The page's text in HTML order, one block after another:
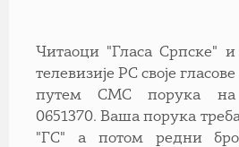
Читаоци "Гласа Српске"
телевизије РС своје
путем СМС порука на
0651370. Ваша порука
"ГС" а потом редни